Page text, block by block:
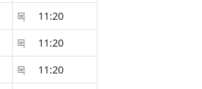
목
11:20
목
11:20
목
11:20